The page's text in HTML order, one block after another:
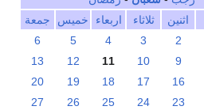
اثنين ثلاثاء اربعاء خميس
جمعة
2
3
4
5
6
9
10
11
12
13
16
17
18
19
20
23
24
25
26
27